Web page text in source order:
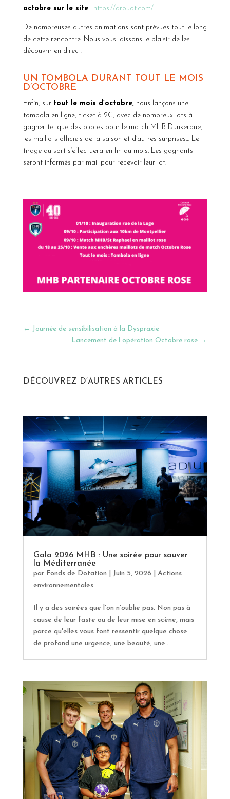
octobre sur le site: https://drouot.com/
De nombreuses autres animations sont prévues tout le long
de cette rencontre. Nous vous laissons le plaisir de les
découvrir en direct.
UN TOMBOLA DURANT TOUT LE MOIS
D’OCTOBRE
Enfin, sur tout le mois d’octobre,nous lançons une
tombola en ligne, ticket à 2€, avec de nombreux lots à
gagner tel que des places pour le match MHB-Dunkerque,
les maillots officiels de la saison et d’autres surprises… Le
tirage au sort s’effectuera en fin du mois. Les gagnants
seront informés par mail pour recevoir leur lot.
←
Journée de sensibilisation à la Dyspraxie
Lancement de l opération Octobre rose →
DÉCOUVREZ D’AUTRES ARTICLES
Gala 2026 MHB : Une soirée pour sauver
la Méditerranée
par Fonds de Dotation Juin 5, 2026
Actions
environnementales
Il y a des soirées que l'on n'oublie pas. Non pas à
cause de leur faste ou de leur mise en scène, mais
parce qu'elles vous font ressentir quelque chose
de profond une urgence, une beauté, une...